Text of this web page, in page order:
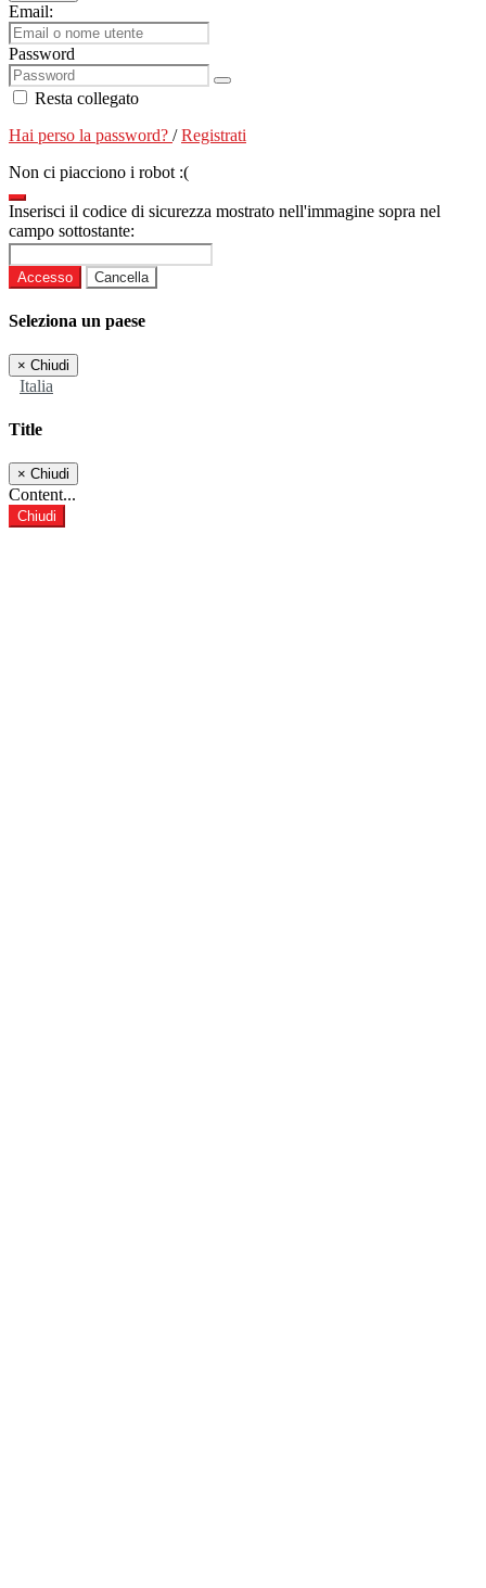
Email:
Password
Resta collegato
Hai perso la password? /Registrati
Non ci piacciono i robot :(
Inserisci il codice di sicurezza mostrato nell'immagine sopra nel
campo sottostante:
Accesso Cancella
Seleziona un paese
× Chiudi
Italia
Title
× Chiudi
Content...
Chiudi